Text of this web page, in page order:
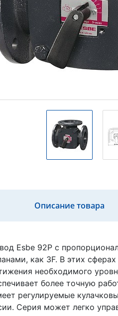
Описание товара
Esbe 92P с
как 3F. В этих
необходимого
более точную
регулируемые
Серия может легко